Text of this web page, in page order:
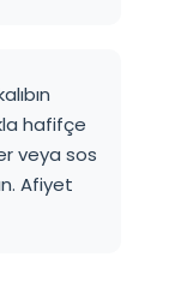
hafifçe
veya sos
Afiyet